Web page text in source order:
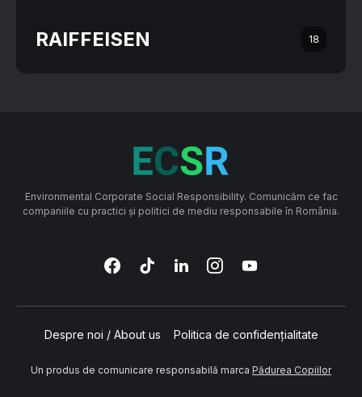
RAIFFEISEN 18
Environmental Corporate Social Responsibility. Comunicăm ce fac
companiile cu practici și politici de mediu responsabile în România.
Despre noi / About us Politica de confidențialitate
Un produs de comunicare responsabilă marca Pădurea Copiilor